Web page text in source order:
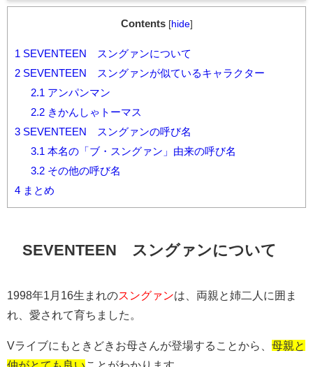
Contents [hide]
1 SEVENTEEN スングァンについて
2 SEVENTEEN スングァンが似ているキャラクター
2.1 アンパンマン
2.2きかんしゃトーマス
3 SEVENTEEN スングァンの呼び名
3.1 本名の「ブ・スングァン」由来の呼び名
3.2その他の呼び名
4 まとめ
SEVENTEEN スングァンについて
1998年1月16生まれのスングァンは、両親と姉二人に囲ま
れ、愛されて育ちました。
Vライブにもときどきお母さんが登場することから、 母親と